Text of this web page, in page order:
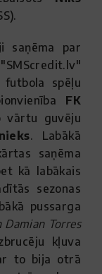
saņēma par
futbola spēļu
FK
vārtu guvēju
. Labākā
saņēma
kā labākais
sezonas
pussarga
Damian Torres
kļuva
to bija otrā